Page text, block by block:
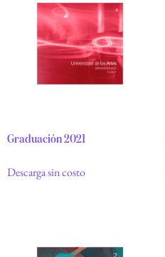
Graduación 2021
Descarga sin costo